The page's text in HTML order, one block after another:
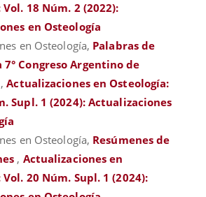
18 Núm. 2 (2022):
en Osteología
en Osteología, Palabras de
Congreso Argentino de
,Actualizaciones en Osteología:
Supl. 1 (2024): Actualizaciones
en Osteología, Resúmenes de
, Actualizaciones en
20 Núm. Supl. 1 (2024):